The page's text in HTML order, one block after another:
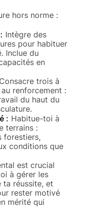
hors norme :
Intègre des
pour habituer
Inclue du
en
Consacre trois à
renforcement :
du haut du
: Habitue-toi à
terrains :
forestiers,
conditions que
est crucial
à gérer les
ta réussite, et
rester motivé
mérité qui